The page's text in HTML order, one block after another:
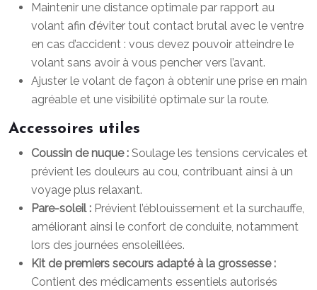
Maintenir une distance optimale par rapport au
volant afin d’éviter tout contact brutal avec le ventre
en cas d’accident : vous devez pouvoir atteindre le
volant sans avoir à vous pencher vers l’avant.
Ajuster le volant de façon à obtenir une prise en main
agréable et une visibilité optimale sur la route.
Accessoires utiles
Coussin de nuque : Soulage les tensions cervicales et
prévient les douleurs au cou, contribuant ainsi à un
voyage plus relaxant.
Pare-soleil : Prévient l’éblouissement et la surchauffe,
améliorant ainsi le confort de conduite, notamment
lors des journées ensoleillées.
Kit de premiers secours adapté à la grossesse :
Contient des médicaments essentiels autorisés